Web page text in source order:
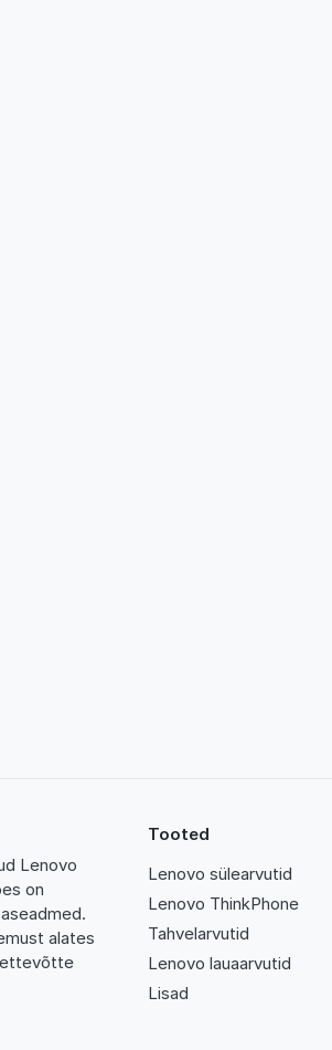
Lenovo
on
alates
ettevõtte
Tooted
Lenovo sülearvutid
Lenovo ThinkPhone
Tahvelarvutid
Lenovo lauaarvutid
Lisad